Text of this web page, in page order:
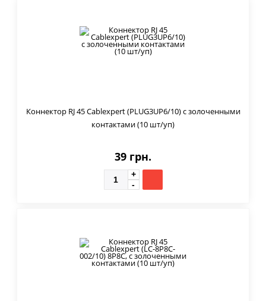
Коннектор RJ 45 Cablexpert (PLUG3UP6/10) с золоченными
контактами (10 шт/уп)
39 грн.